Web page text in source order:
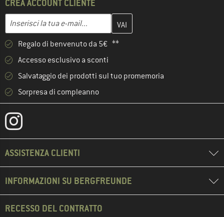
CREA ACCOUNT CLIENTE
Indirizzo e-mail
Inserisci qui il tuo indirizzo e-mail e crea il tuo account cliente
Regalo di benvenuto da 5€ **
Accesso esclusivo a sconti
Salvataggio dei prodotti sul tuo promemoria
Sorpresa di compleanno
ASSISTENZA CLIENTI
INFORMAZIONI SU BERGFREUNDE
RECESSO DEL CONTRATTO